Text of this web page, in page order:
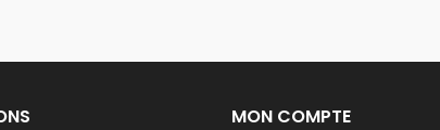
MON COMPTE